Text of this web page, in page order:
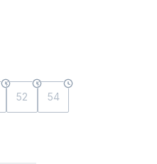
52 54